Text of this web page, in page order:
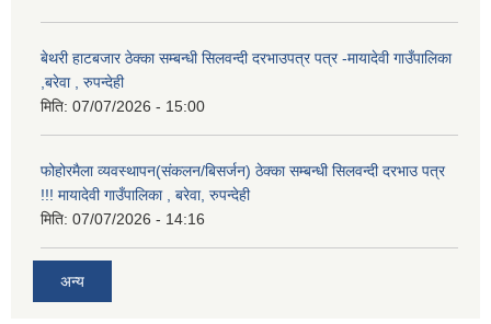
बेथरी हाटबजार ठेक्का सम्बन्धी सिलवन्दी दरभाउपत्र पत्र -मायादेवी गाउँपालिका
,बरेवा , रुपन्देही
मिति: 07/07/2026 - 15:00
फोहोरमैला व्यवस्थापन(संकलन/बिसर्जन) ठेक्का सम्बन्धी सिलवन्दी दरभाउ पत्र
!!! मायादेवी गाउँपालिका , बरेवा, रुपन्देही
मिति: 07/07/2026 - 14:16
अन्य